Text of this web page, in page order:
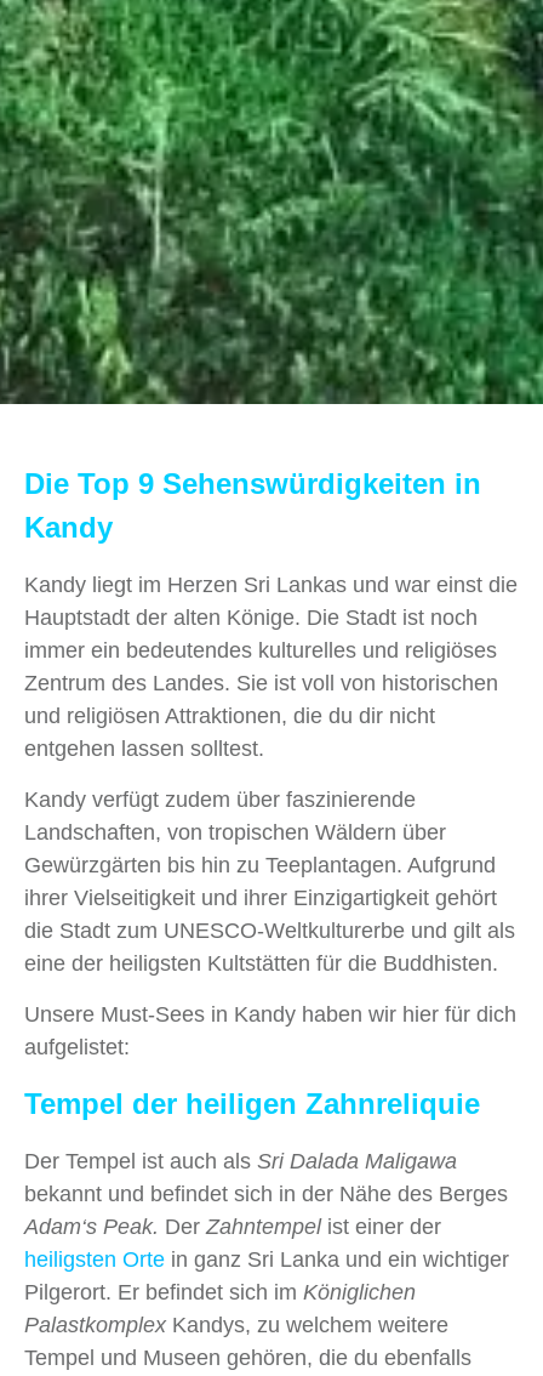
Die Top 9 Sehenswürdigkeiten in
Kandy
Kandy liegt im Herzen Sri Lankas und war einst die
Hauptstadt der alten Könige. Die Stadt ist noch
immer ein bedeutendes kulturelles und religiöses
Zentrum des Landes. Sie ist voll von historischen
und religiösen Attraktionen, die du dir nicht
entgehen lassen solltest.
Kandy verfügt zudem über faszinierende
Landschaften, von tropischen Wäldern über
Gewürzgärten bis hin zu Teeplantagen. Aufgrund
ihrer Vielseitigkeit und ihrer Einzigartigkeit gehört
die Stadt zum UNESCO-Weltkulturerbe und gilt als
eine der heiligsten Kultstätten für die Buddhisten.
Unsere Must-Sees in Kandy haben wir hier für dich
aufgelistet:
Tempel der heiligen Zahnreliquie
Der Tempel ist auch als Sri Dalada Maligawa
bekannt und befindet sich in der Nähe des Berges
Adam‘s Peak. Der Zahntempelist einer der
heiligsten Orte in ganz Sri Lanka und ein wichtiger
Pilgerort. Er befindet sich im Königlichen
PalastkomplexKandys, zu welchem weitere
Tempel und Museen gehören, die du ebenfalls